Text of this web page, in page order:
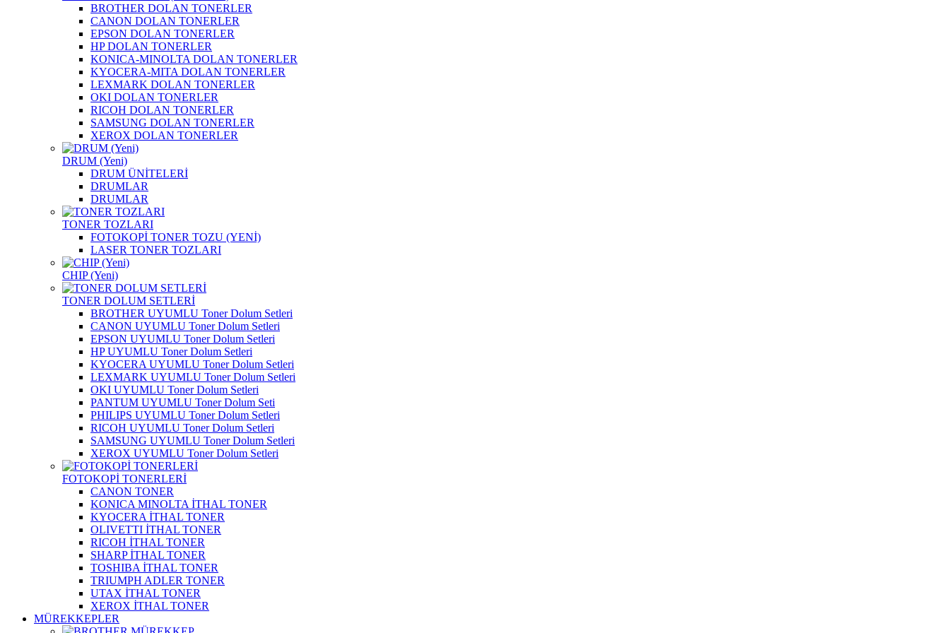
BROTHER DOLAN TONERLER
CANON DOLAN TONERLER
EPSON DOLAN TONERLER
HP DOLAN TONERLER
KONICA-MINOLTA DOLAN TONERLER
KYOCERA-MITA DOLAN TONERLER
LEXMARK DOLAN TONERLER
OKI DOLAN TONERLER
RICOH DOLAN TONERLER
SAMSUNG DOLAN TONERLER
XEROX DOLAN TONERLER
DRUM (Yeni)
DRUM ÜNİTELERİ
DRUMLAR
DRUMLAR
TONER TOZLARI
FOTOKOPİ TONER TOZU (YENİ)
LASER TONER TOZLARI
CHIP (Yeni)
TONER DOLUM SETLERİ
BROTHER UYUMLU Toner Dolum Setleri
CANON UYUMLU Toner Dolum Setleri
EPSON UYUMLU Toner Dolum Setleri
HP UYUMLU Toner Dolum Setleri
KYOCERA UYUMLU Toner Dolum Setleri
LEXMARK UYUMLU Toner Dolum Setleri
OKI UYUMLU Toner Dolum Setleri
PANTUM UYUMLU Toner Dolum Seti
PHILIPS UYUMLU Toner Dolum Setleri
RICOH UYUMLU Toner Dolum Setleri
SAMSUNG UYUMLU Toner Dolum Setleri
XEROX UYUMLU Toner Dolum Setleri
FOTOKOPİ TONERLERİ
CANON TONER
KONICA MINOLTA İTHAL TONER
KYOCERA İTHAL TONER
OLIVETTI İTHAL TONER
RICOH İTHAL TONER
SHARP İTHAL TONER
TOSHIBA İTHAL TONER
TRIUMPH ADLER TONER
UTAX İTHAL TONER
XEROX İTHAL TONER
MÜREKKEPLER